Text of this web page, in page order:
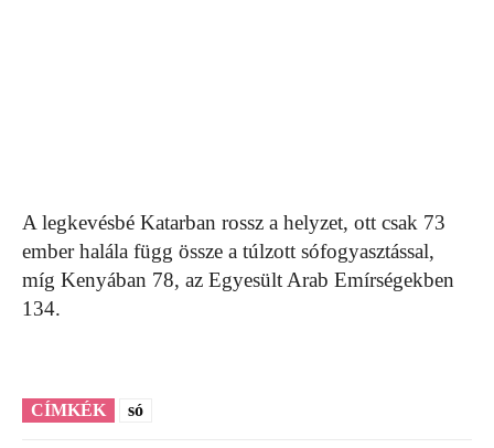
A legkevésbé Katarban rossz a helyzet, ott csak 73
ember halála függ össze a túlzott sófogyasztással,
míg Kenyában 78, az Egyesült Arab Emírségekben
134.
CÍMKÉK só